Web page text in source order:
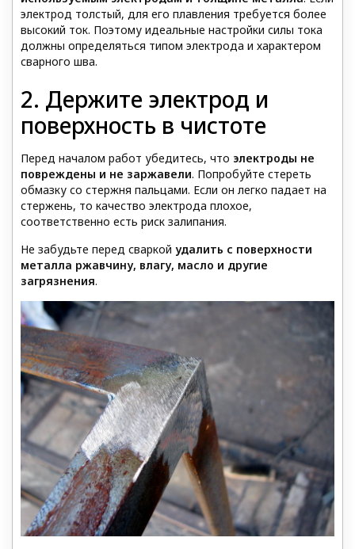
электрод толстый, для его плавления требуется более
высокий ток. Поэтому идеальные настройки силы тока
должны определяться типом электрода и характером
сварного шва.
2. Держите электрод и
поверхность в чистоте
Перед началом работ убедитесь, что электроды не
повреждены и не заржавели. Попробуйте стереть
обмазку со стержня пальцами. Если он легко падает на
стержень, то качество электрода плохое,
соответственно есть риск залипания.
Не забудьте перед сваркой удалить с поверхности
металла ржавчину, влагу, масло и другие
загрязнения.